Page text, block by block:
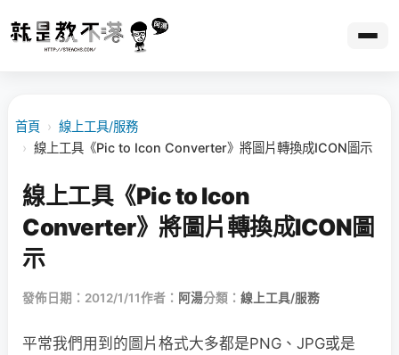
首頁 › 線上工具/服務
› 線上工具《Pic to Icon Converter》將圖片轉換成ICON圖示
線上工具《Pic to Icon
Converter》將圖片轉換成ICON圖
示
發佈日期：2012/1/11作者： 阿湯分類： 線上工具/服務
平常我們用到的圖片格式大多都是PNG、JPG或是